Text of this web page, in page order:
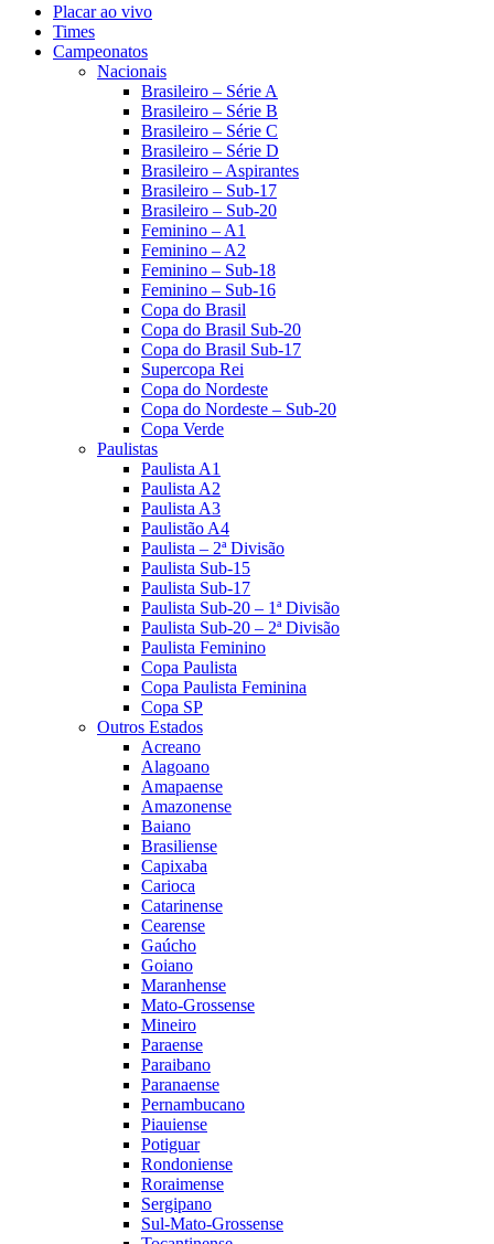
Placar ao vivo
Times
Campeonatos
Nacionais
Brasileiro – Série A
Brasileiro – Série B
Brasileiro – Série C
Brasileiro – Série D
Brasileiro – Aspirantes
Brasileiro – Sub-17
Brasileiro – Sub-20
Feminino – A1
Feminino – A2
Feminino – Sub-18
Feminino – Sub-16
Copa do Brasil
Copa do Brasil Sub-20
Copa do Brasil Sub-17
Supercopa Rei
Copa do Nordeste
Copa do Nordeste – Sub-20
Copa Verde
Paulistas
Paulista A1
Paulista A2
Paulista A3
Paulistão A4
Paulista – 2ª Divisão
Paulista Sub-15
Paulista Sub-17
Paulista Sub-20 – 1ª Divisão
Paulista Sub-20 – 2ª Divisão
Paulista Feminino
Copa Paulista
Copa Paulista Feminina
Copa SP
Outros Estados
Acreano
Alagoano
Amapaense
Amazonense
Baiano
Brasiliense
Capixaba
Carioca
Catarinense
Cearense
Gaúcho
Goiano
Maranhense
Mato-Grossense
Mineiro
Paraense
Paraibano
Paranaense
Pernambucano
Piauiense
Potiguar
Rondoniense
Roraimense
Sergipano
Sul-Mato-Grossense